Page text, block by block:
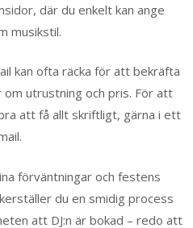
där du enkelt kan ange
musikstil.
kan ofta räcka för att bekräfta
utrustning och pris. För att
att få allt skriftligt, gärna i ett
förväntningar och festens
du en smidig process
att DJ:n är bokad – redo att